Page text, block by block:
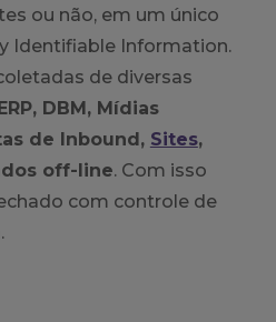
ou não, em um único
Identifiable Information.
de diversas
DBM, Mídias
de Inbound, Sites,
off-line. Com isso
com controle de